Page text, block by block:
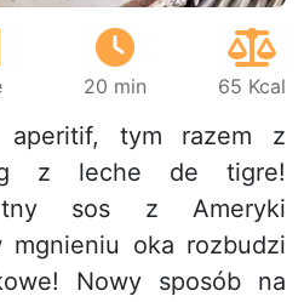
20 min 65 Kcal
tym razem z
z leche de tigre!
sos z Ameryki
oka rozbudzi
Nowy sposób na